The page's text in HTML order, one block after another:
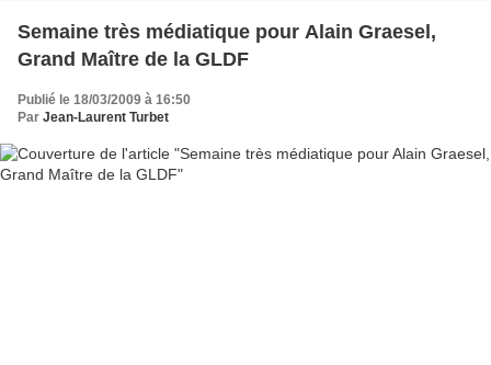
Semaine très médiatique pour Alain Graesel,
Grand Maître de la GLDF
Publié le 18/03/2009 à 16:50
Par Jean-Laurent Turbet